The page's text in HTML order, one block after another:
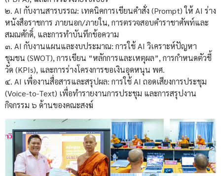
๒. AI กับงานสารบรรณ: เทคนิคการเขียนคำสั่ง (Prompt) ให้ AI ร่าง
หนังสือราชการ ภายนอก/ภายใน, การตรวจสอบคำราชาศัพท์และ
สมณศักดิ์, และการทำบันทึกข้อความ
๓. AI กับงานแผนและงบประมาณ: การใช้ AI วิเคราะห์ปัญหา
ชุมชน (SWOT), การเขียน “หลักการและเหตุผล”, การกำหนดตัวชี้
วัด (KPIs), และการร่างโครงการขอเงินอุดหนุน พศ.
๔. AI เพื่องานสื่อสารและสรุปผล: การใช้ AI ถอดเสียงการประชุม
(Voice-to-Text) เพื่อทำรายงานการประชุม และการสรุปงาน
กิจกรรม ๖ ด้านของคณะสงฆ์